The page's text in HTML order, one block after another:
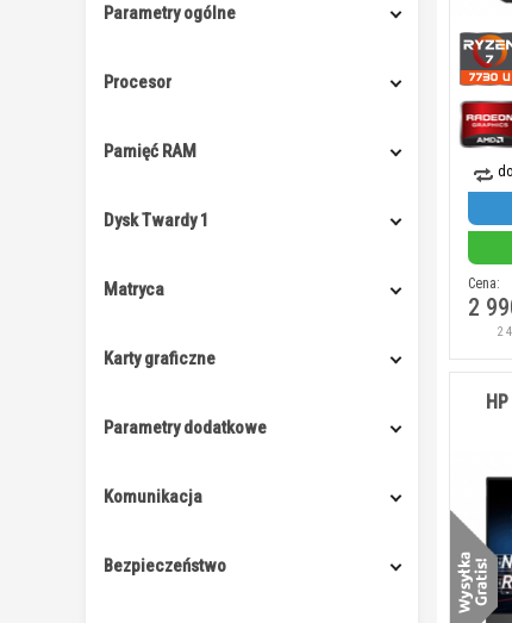
Parametry ogólne
Procesor
Pamięć RAM
Dysk Twardy 1
Matryca
Karty graficzne
Parametry dodatkowe
Komunikacja
Bezpieczeństwo
Cena:
2
2